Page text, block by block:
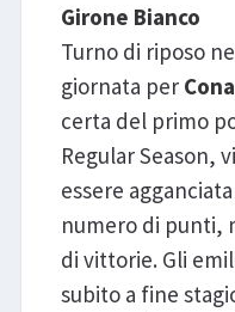
Girone Bianco
Turno di riposo
giornata per
certa del primo
Regular Season,
essere
numero di punti,
di vittorie. Gli
subito a fine